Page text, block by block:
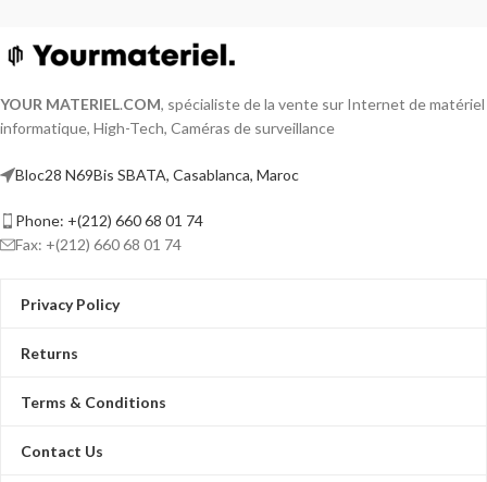
YOUR MATERIEL.COM, spécialiste de la vente sur Internet de matériel
informatique, High-Tech, Caméras de surveillance
Bloc28 N69Bis SBATA, Casablanca, Maroc
Phone: +(212) 660 68 01 74
Fax: +(212) 660 68 01 74
Privacy Policy
Returns
Terms & Conditions
Contact Us